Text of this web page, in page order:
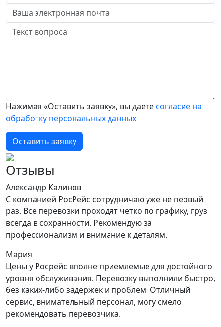
Нажимая «Оставить заявку», вы даетесогласие на
обработку персональных данных
Оставить заявку
Отзывы
Александр Калинов
С компанией РосРейс сотрудничаю уже не первый
раз. Все перевозки проходят четко по графику, груз
всегда в сохранности. Рекомендую за
профессионализм и внимание к деталям.
Мария
Цены у Росрейс вполне приемлемые для достойного
уровня обслуживания. Перевозку выполнили быстро,
без каких-либо задержек и проблем. Отличный
сервис, внимательный персонал, могу смело
рекомендовать перевозчика.